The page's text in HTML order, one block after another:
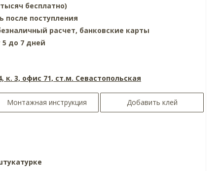
бесплатно)
после поступления
расчет, банковские карты
5 до 7 дней
к. 3, офис 71, ст.м. Севастопольская
Монтажная инструкция Добавить клей